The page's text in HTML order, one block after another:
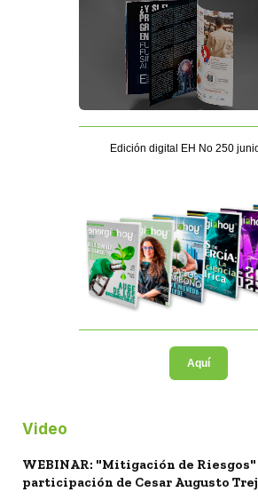
Edición digital EH No 250
Aquí
Video
WEBINAR: "Mitigación de
participación de Cesar Augusto